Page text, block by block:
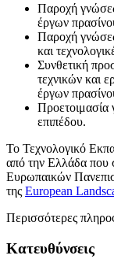
Παροχή
έργων
Παροχή
και
Συνθετική
τεχνικών και
έργων
Προετοιμασία
επιπέδου.
To Τεχνολογικό
από την Ελλάδα που
Ευρωπαικών
της European
Περισσότερες
Κατευθύνσεις